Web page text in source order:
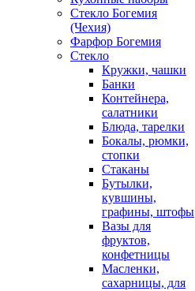
Стекло Богемия
(Чехия)
Фарфор Богемия
Стекло
Кружки, чашки
Банки
Контейнера,
салатники
Блюда, тарелки
Бокалы, рюмки,
стопки
Стаканы
Бутылки,
кувшины,
графины, штофы
Вазы для
фруктов,
конфетницы
Масленки,
сахарницы, для